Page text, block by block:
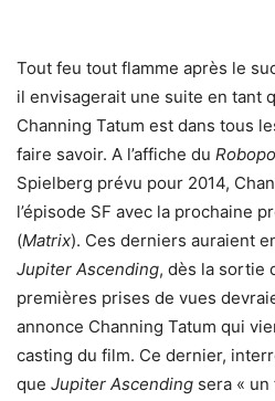
Tout feu tout flamme après le
il envisagerait une suite en tant
Channing Tatum est dans tous
faire savoir. A l’affiche du
Spielberg prévu pour 2014,
l’épisode SF avec la prochaine
(Matrix). Ces derniers auraient
Jupiter Ascending, dès la sortie
premières prises de vues
annonce Channing Tatum qui
casting du film. Ce dernier,
que Jupiter Ascending sera « un